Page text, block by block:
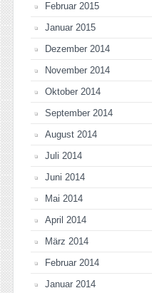
Februar 2015
Januar 2015
Dezember 2014
November 2014
Oktober 2014
September 2014
August 2014
Juli 2014
Juni 2014
Mai 2014
April 2014
März 2014
Februar 2014
Januar 2014